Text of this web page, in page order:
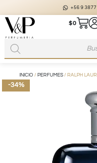
+56 9 3877 3738
$0
INICIO / PERFUMES / RALPH
-34%